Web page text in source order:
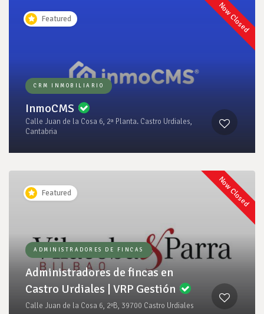
Featured Now Closed
CRM INMOBILIARIO
InmoCMS
Calle Juan de la Cosa 6, 2ª Planta. Castro Urdiales,
Cantabria
Featured Now Closed
ADMINISTRADORES DE FINCAS
Administradores de fincas en
Castro Urdiales | VRP Gestión
Calle Juan de la Cosa 6, 2ºB, 39700 Castro Urdiales